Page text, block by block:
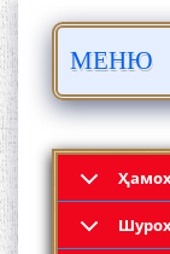
МЕНЮ
БО 4